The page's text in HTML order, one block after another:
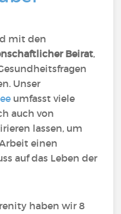
mit den
Beirat,
Unser
umfasst viele
auch von
lassen, um
einen
auf das Leben der
haben wir 8